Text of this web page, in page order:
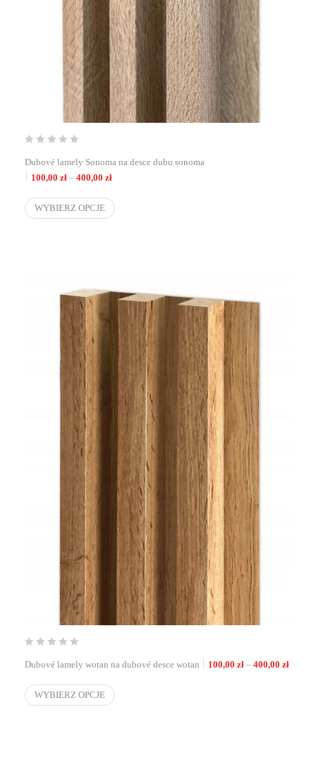
Dubové lamely Sonoma na desce dubu sonoma
100,00 zł – 400,00 złZakres cen: od 100,00 zł do 400,00 zł
WYBIERZ OPCJE
Dubové lamely wotan na dubové desce wotan 100,00 zł – 400,00 złZakres
WYBIERZ OPCJE